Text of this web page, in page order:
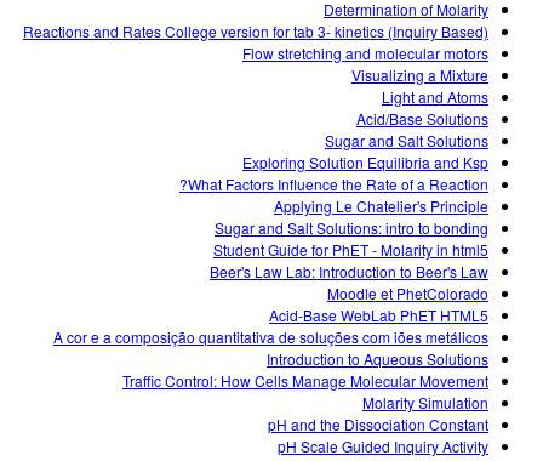
Determination of Molarity
Reactions and Rates College version for tab 3- kinetics (Inquiry Based)
Flow stretching and molecular motors
Visualizing a Mixture
Light and Atoms
Acid/Base Solutions
Sugar and Salt Solutions
Exploring Solution Equilibria and Ksp
What Factors Influence the Rate of a Reaction?
Applying Le Chatelier's Principle
Sugar and Salt Solutions: intro to bonding
Student Guide for PhET - Molarity in html5
Beer's Law Lab: Introduction to Beer's Law
Moodle et PhetColorado
Acid-Base WebLab PhET HTML5
A cor e a composição quantitativa de soluções com iões metálicos
Introduction to Aqueous Solutions
Traffic Control: How Cells Manage Molecular Movement
Molarity Simulation
pH and the Dissociation Constant
pH Scale Guided Inquiry Activity